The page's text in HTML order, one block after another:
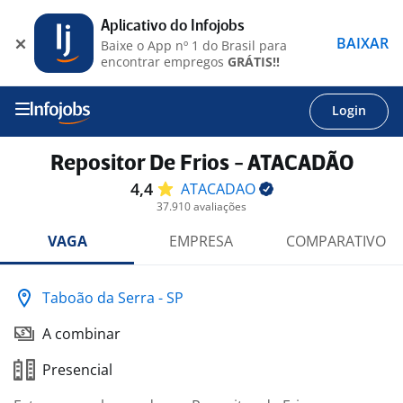
Login
Repositor De Frios - ATACADÃO
4,4 ATACADAO
37.910 avaliações
VAGA EMPRESA COMPARATIVO
Taboão da Serra - SP
A combinar
Presencial
Aplicativo do Infojobs
Baixe o App nº 1 do Brasil para
encontrar empregos GRÁTIS!!
BAIXAR